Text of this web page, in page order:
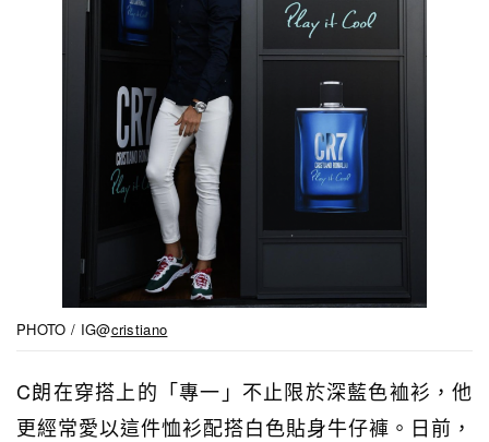
PHOTO / IG@cristiano
C朗在穿搭上的「專一」不止限於深藍色裇衫，他
更經常愛以這件恤衫配搭白色貼身牛仔褲。日前，